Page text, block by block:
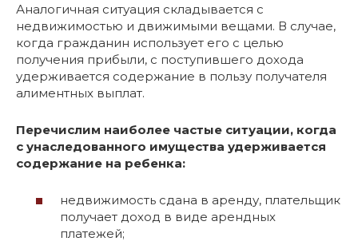
Аналогичная ситуация складывается с
недвижимостью и движимыми вещами. В случае,
когда гражданин использует его с целью
получения прибыли, с поступившего дохода
удерживается содержание в пользу получателя
алиментных выплат.
Перечислим наиболее частые ситуации, когда
с унаследованного имущества удерживается
содержание на ребенка:
недвижимость сдана в аренду, плательщик
получает доход в виде арендных
платежей;